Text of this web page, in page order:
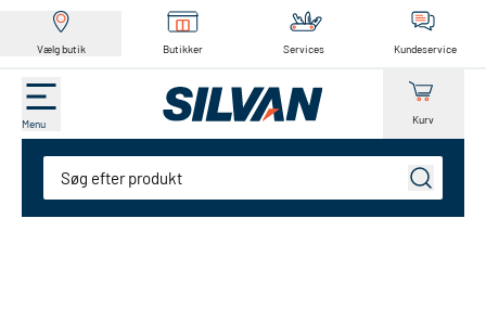
Vælg butik Butikker Services Kundeservice
Menu Kurv
Søg